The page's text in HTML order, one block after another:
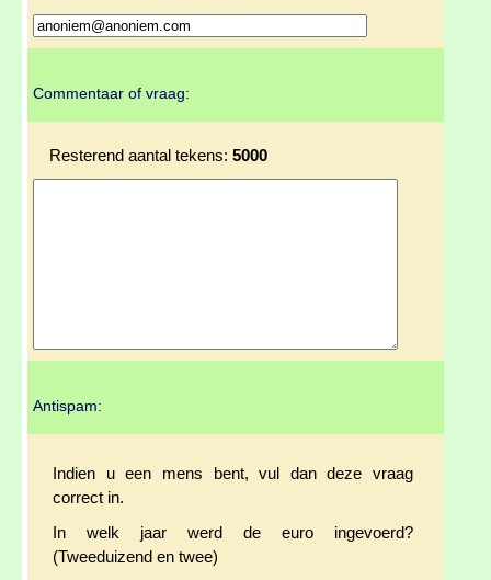
Commentaar of vraag:
Resterend aantal tekens: 5000
Antispam:
Indien u een mens bent, vul dan deze vraag
correct in.
In welk jaar werd de euro ingevoerd?
(Tweeduizend en twee)